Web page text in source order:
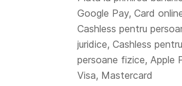
Google Pay, Card
Cashless pentru
juridice, Cashless pentru
persoane fizice, Apple
Visa, Mastercard